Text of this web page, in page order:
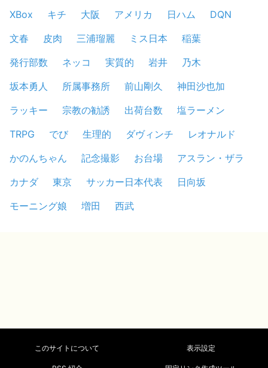
XBox
キチ 大阪 アメリカ 日ハム
DQN
文春
皮肉 三浦瑠麗 ミス日本
稲葉
発行部数
ネッコ 実質的 岩井
乃木
坂本勇人
所属事務所 前山剛久
神田沙也加
ラッキー
宗教の勧誘 出荷台数
塩ラーメン
TRPG
でび 生理的 ダヴィンチ
レオナルド
かのんちゃん
記念撮影 お台場
アスラン・ザラ
カナダ
東京 サッカー日本代表
日向坂
モーニング娘
増田 西武
このサイトについて 表示設定